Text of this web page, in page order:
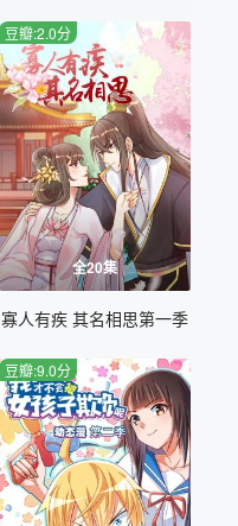
全20集
豆瓣:2.0分
寡人有疾 其名相思第一季
豆瓣:9.0分